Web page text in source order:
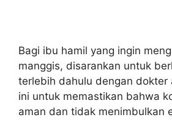
Bagi ibu hamil yang ingin
manggis, disarankan untuk
terlebih dahulu dengan dokter
ini untuk memastikan bahwa
aman dan tidak menimbulkan